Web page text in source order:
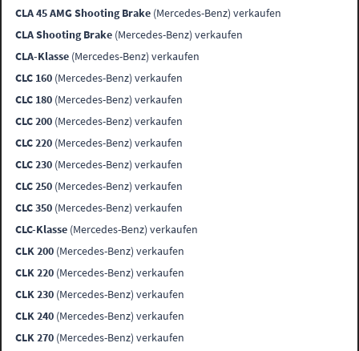
CLA 45 AMG Shooting Brake (Mercedes-Benz) verkaufen
CLA Shooting Brake (Mercedes-Benz) verkaufen
CLA-Klasse (Mercedes-Benz) verkaufen
CLC 160 (Mercedes-Benz) verkaufen
CLC 180 (Mercedes-Benz) verkaufen
CLC 200 (Mercedes-Benz) verkaufen
CLC 220 (Mercedes-Benz) verkaufen
CLC 230 (Mercedes-Benz) verkaufen
CLC 250 (Mercedes-Benz) verkaufen
CLC 350 (Mercedes-Benz) verkaufen
CLC-Klasse (Mercedes-Benz) verkaufen
CLK 200 (Mercedes-Benz) verkaufen
CLK 220 (Mercedes-Benz) verkaufen
CLK 230 (Mercedes-Benz) verkaufen
CLK 240 (Mercedes-Benz) verkaufen
CLK 270 (Mercedes-Benz) verkaufen